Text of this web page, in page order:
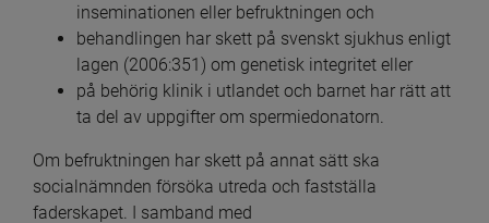
inseminationen eller befruktningen och
behandlingen har skett på svenskt sjukhus enligt
lagen (2006:351) om genetisk integritet eller
på behörig klinik i utlandet och barnet har rätt att
ta del av uppgifter om spermiedonatorn.
Om befruktningen har skett på annat sätt ska
socialnämnden försöka utreda och fastställa
faderskapet. I samband med